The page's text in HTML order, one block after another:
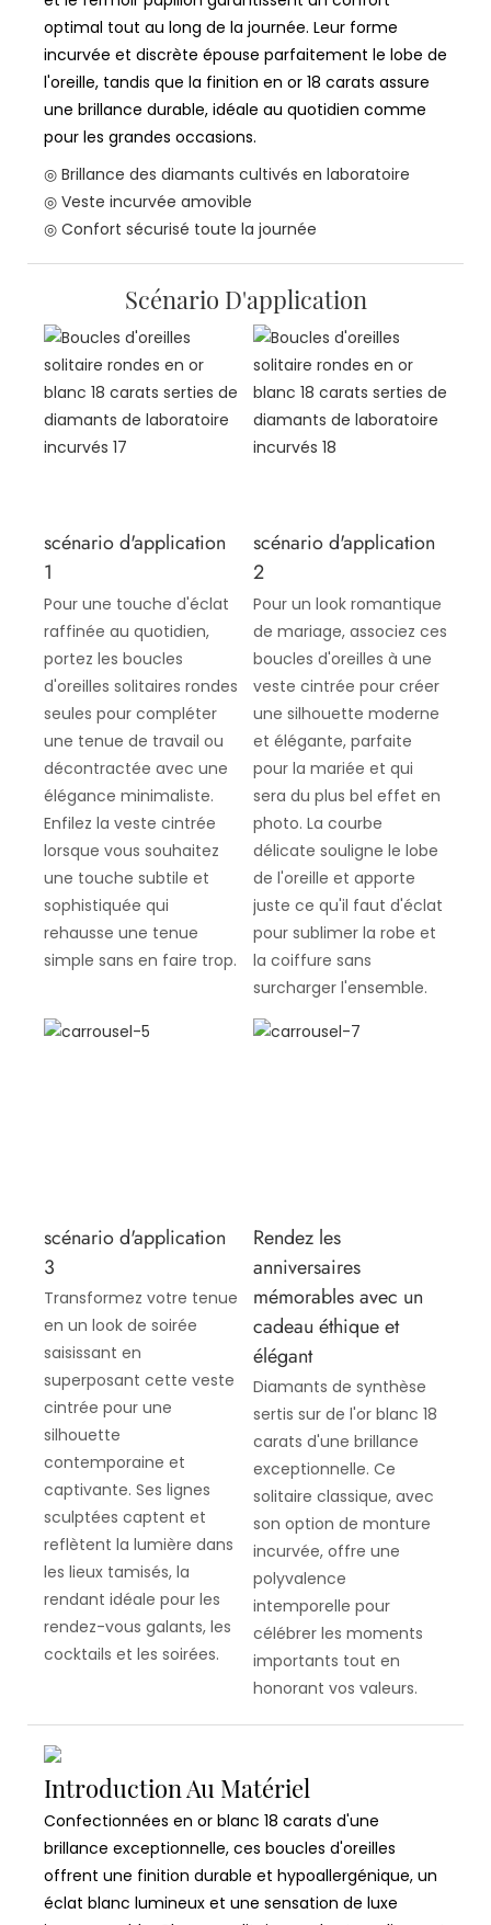
optimal tout au long de la journée. Leur forme
incurvée et discrète épouse parfaitement le lobe de
l'oreille, tandis que la finition en or 18 carats assure
une brillance durable, idéale au quotidien comme
pour les grandes occasions.
◎ Brillance des diamants cultivés en laboratoire
◎ Veste incurvée amovible
◎ Confort sécurisé toute la journée
Scénario D'application
scénario d'application
1
Pour une touche d'éclat
raffinée au quotidien,
portez les boucles
d'oreilles solitaires rondes
seules pour compléter
une tenue de travail ou
décontractée avec une
élégance minimaliste.
Enfilez la veste cintrée
lorsque vous souhaitez
une touche subtile et
sophistiquée qui
rehausse une tenue
simple sans en faire trop.
scénario d'application
2
Pour un look romantique
de mariage, associez ces
boucles d'oreilles à une
veste cintrée pour créer
une silhouette moderne
et élégante, parfaite
pour la mariée et qui
sera du plus bel effet en
photo. La courbe
délicate souligne le lobe
de l'oreille et apporte
juste ce qu'il faut d'éclat
pour sublimer la robe et
la coiffure sans
surcharger l'ensemble.
scénario d'application
3
Transformez votre tenue
en un look de soirée
saisissant en
superposant cette veste
cintrée pour une
silhouette
contemporaine et
captivante. Ses lignes
sculptées captent et
reflètent la lumière dans
les lieux tamisés, la
rendant idéale pour les
rendez-vous galants, les
cocktails et les soirées.
Rendez les
anniversaires
mémorables avec un
cadeau éthique et
élégant
Diamants de synthèse
sertis sur de l'or blanc 18
carats d'une brillance
exceptionnelle. Ce
solitaire classique, avec
son option de monture
incurvée, offre une
polyvalence
intemporelle pour
célébrer les moments
importants tout en
honorant vos valeurs.
Introduction Au Matériel
Confectionnées en or blanc 18 carats d'une
brillance exceptionnelle, ces boucles d'oreilles
offrent une finition durable et hypoallergénique, un
éclat blanc lumineux et une sensation de luxe